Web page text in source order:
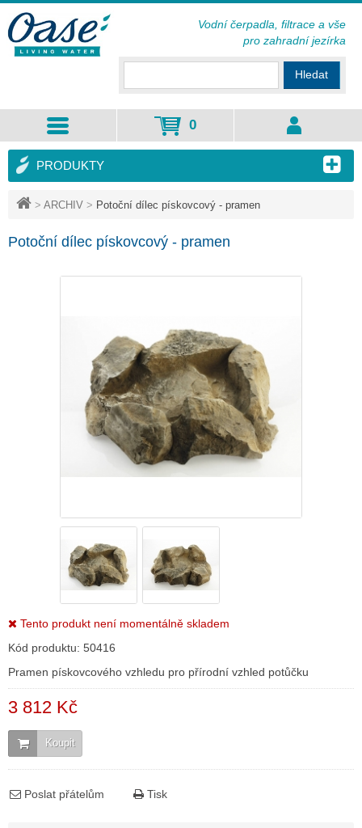
> ARCHIV > Potoční dílec pískovcový - pramen
Potoční dílec pískovcový - pramen
Tento produkt není momentálně skladem
Kód produktu: 50416
Pramen pískovcového vzhledu pro přírodní vzhled potůčku
3 812 Kč
Koupit
Poslat přátelům Tisk
PRODUKTY
Hledat
0
Vodní čerpadla, filtrace a vše
pro zahradní jezírka